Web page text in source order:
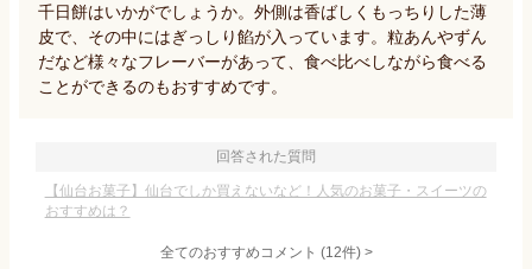
千日餅はいかがでしょうか。外側は香ばしくもっちりした薄
皮で、その中にはぎっしり餡が入っています。粒あんやずん
だなど様々なフレーバーがあって、食べ比べしながら食べる
ことができるのもおすすめです。
回答された質問
【仙台お菓子】仙台でしか買えないなど！人気のお菓子・スイーツの
おすすめは？
全てのおすすめコメント (12件) >